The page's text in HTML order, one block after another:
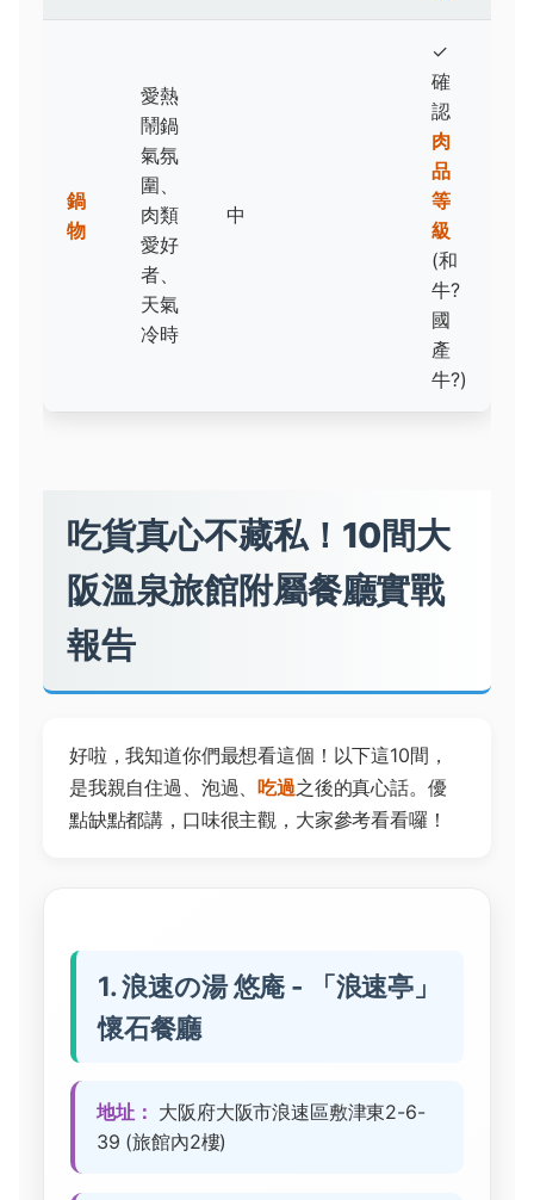
鍋
物
愛熱
鬧鍋
氣氛
圍、
肉類
愛好
者、
天氣
冷時
中
✓
確
認
肉
品
等
級
(和
牛?
國
產
牛?)
吃貨真心不藏私！10間大
阪溫泉旅館附屬餐廳實戰
報告
好啦，我知道你們最想看這個！以下這10間，
是我親自住過、泡過、吃過之後的真心話。優
點缺點都講，口味很主觀，大家參考看看囉！
1. 浪速の湯 悠庵 - 「浪速亭」
懷石餐廳
地址： 大阪府大阪市浪速區敷津東2-6-
39 (旅館內2樓)